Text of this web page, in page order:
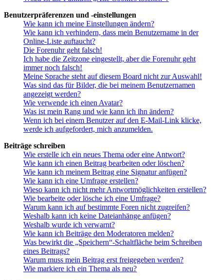
Benutzerpräferenzen und -einstellungen
Wie kann ich meine Einstellungen ändern?
Wie kann ich verhindern, dass mein Benutzername in der
Online-Liste auftaucht?
Die Forenuhr geht falsch!
Ich habe die Zeitzone eingestellt, aber die Forenuhr geht
immer noch falsch!
Meine Sprache steht auf diesem Board nicht zur Auswahl!
Was sind das für Bilder, die bei meinem Benutzernamen
angezeigt werden?
Wie verwende ich einen Avatar?
Was ist mein Rang und wie kann ich ihn ändern?
Wenn ich bei einem Benutzer auf den E-Mail-Link klicke,
werde ich aufgefordert, mich anzumelden.
Beiträge schreiben
Wie erstelle ich ein neues Thema oder eine Antwort?
Wie kann ich einen Beitrag bearbeiten oder löschen?
Wie kann ich meinem Beitrag eine Signatur anfügen?
Wie kann ich eine Umfrage erstellen?
Wieso kann ich nicht mehr Antwortmöglichkeiten erstellen?
Wie bearbeite oder lösche ich eine Umfrage?
Warum kann ich auf bestimmte Foren nicht zugreifen?
Weshalb kann ich keine Dateianhänge anfügen?
Weshalb wurde ich verwarnt?
Wie kann ich Beiträge den Moderatoren melden?
Was bewirkt die „Speichern“-Schaltfläche beim Schreiben
eines Beitrags?
Warum muss mein Beitrag erst freigegeben werden?
Wie markiere ich ein Thema als neu?